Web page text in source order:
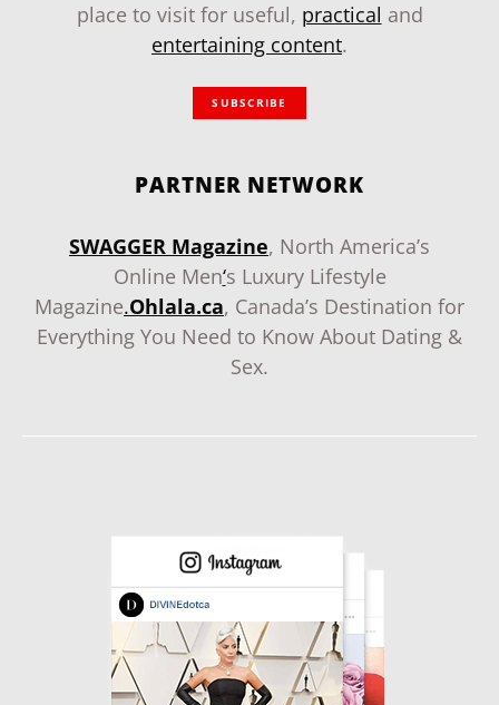
place to visit for useful, practical and
entertaining content.
SUBSCRIBE
PARTNER NETWORK
SWAGGER Magazine, North America’s
Online Men‘s Luxury Lifestyle
Magazine.Ohlala.ca, Canada’s Destination for
Everything You Need to Know About Dating &
Sex.